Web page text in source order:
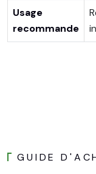
Usage
recommande
GUIDE D 'A C